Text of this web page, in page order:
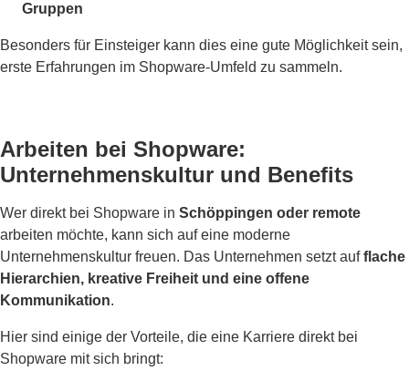
Gruppen
Besonders für Einsteiger kann dies eine gute Möglichkeit sein,
erste Erfahrungen im Shopware-Umfeld zu sammeln.
Arbeiten bei Shopware:
Unternehmenskultur und Benefits
Wer direkt bei Shopware in Schöppingen oder remote
arbeiten möchte, kann sich auf eine moderne
Unternehmenskultur freuen. Das Unternehmen setzt aufflache
Hierarchien, kreative Freiheit und eine offene
Kommunikation.
Hier sind einige der Vorteile, die eine Karriere direkt bei
Shopware mit sich bringt: